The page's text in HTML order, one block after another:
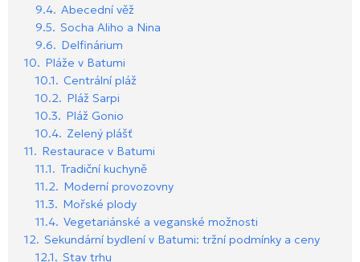
9.4. Abecední věž
9.5. Socha Aliho a Nina
9.6. Delfinárium
10. Pláže v Batumi
10.1. Centrální pláž
10.2. Pláž Sarpi
10.3. Pláž Gonio
10.4. Zelený plášť
11. Restaurace v Batumi
11.1. Tradiční kuchyně
11.2. Moderní provozovny
11.3. Mořské plody
11.4. Vegetariánské a veganské možnosti
12. Sekundární bydlení v Batumi: tržní podmínky a ceny
12.1. Stav trhu